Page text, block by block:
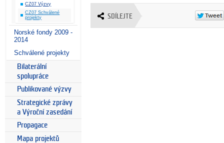
CZ07 Výzvy
CZ07 Schválené
projekty
Norské fondy 2009 -
2014
Schválené projekty
Bilaterální
spolupráce
Publikované výzvy
Strategické zprávy
a Výroční zasedání
Propagace
Mapa projektů
SDÍLEJTE